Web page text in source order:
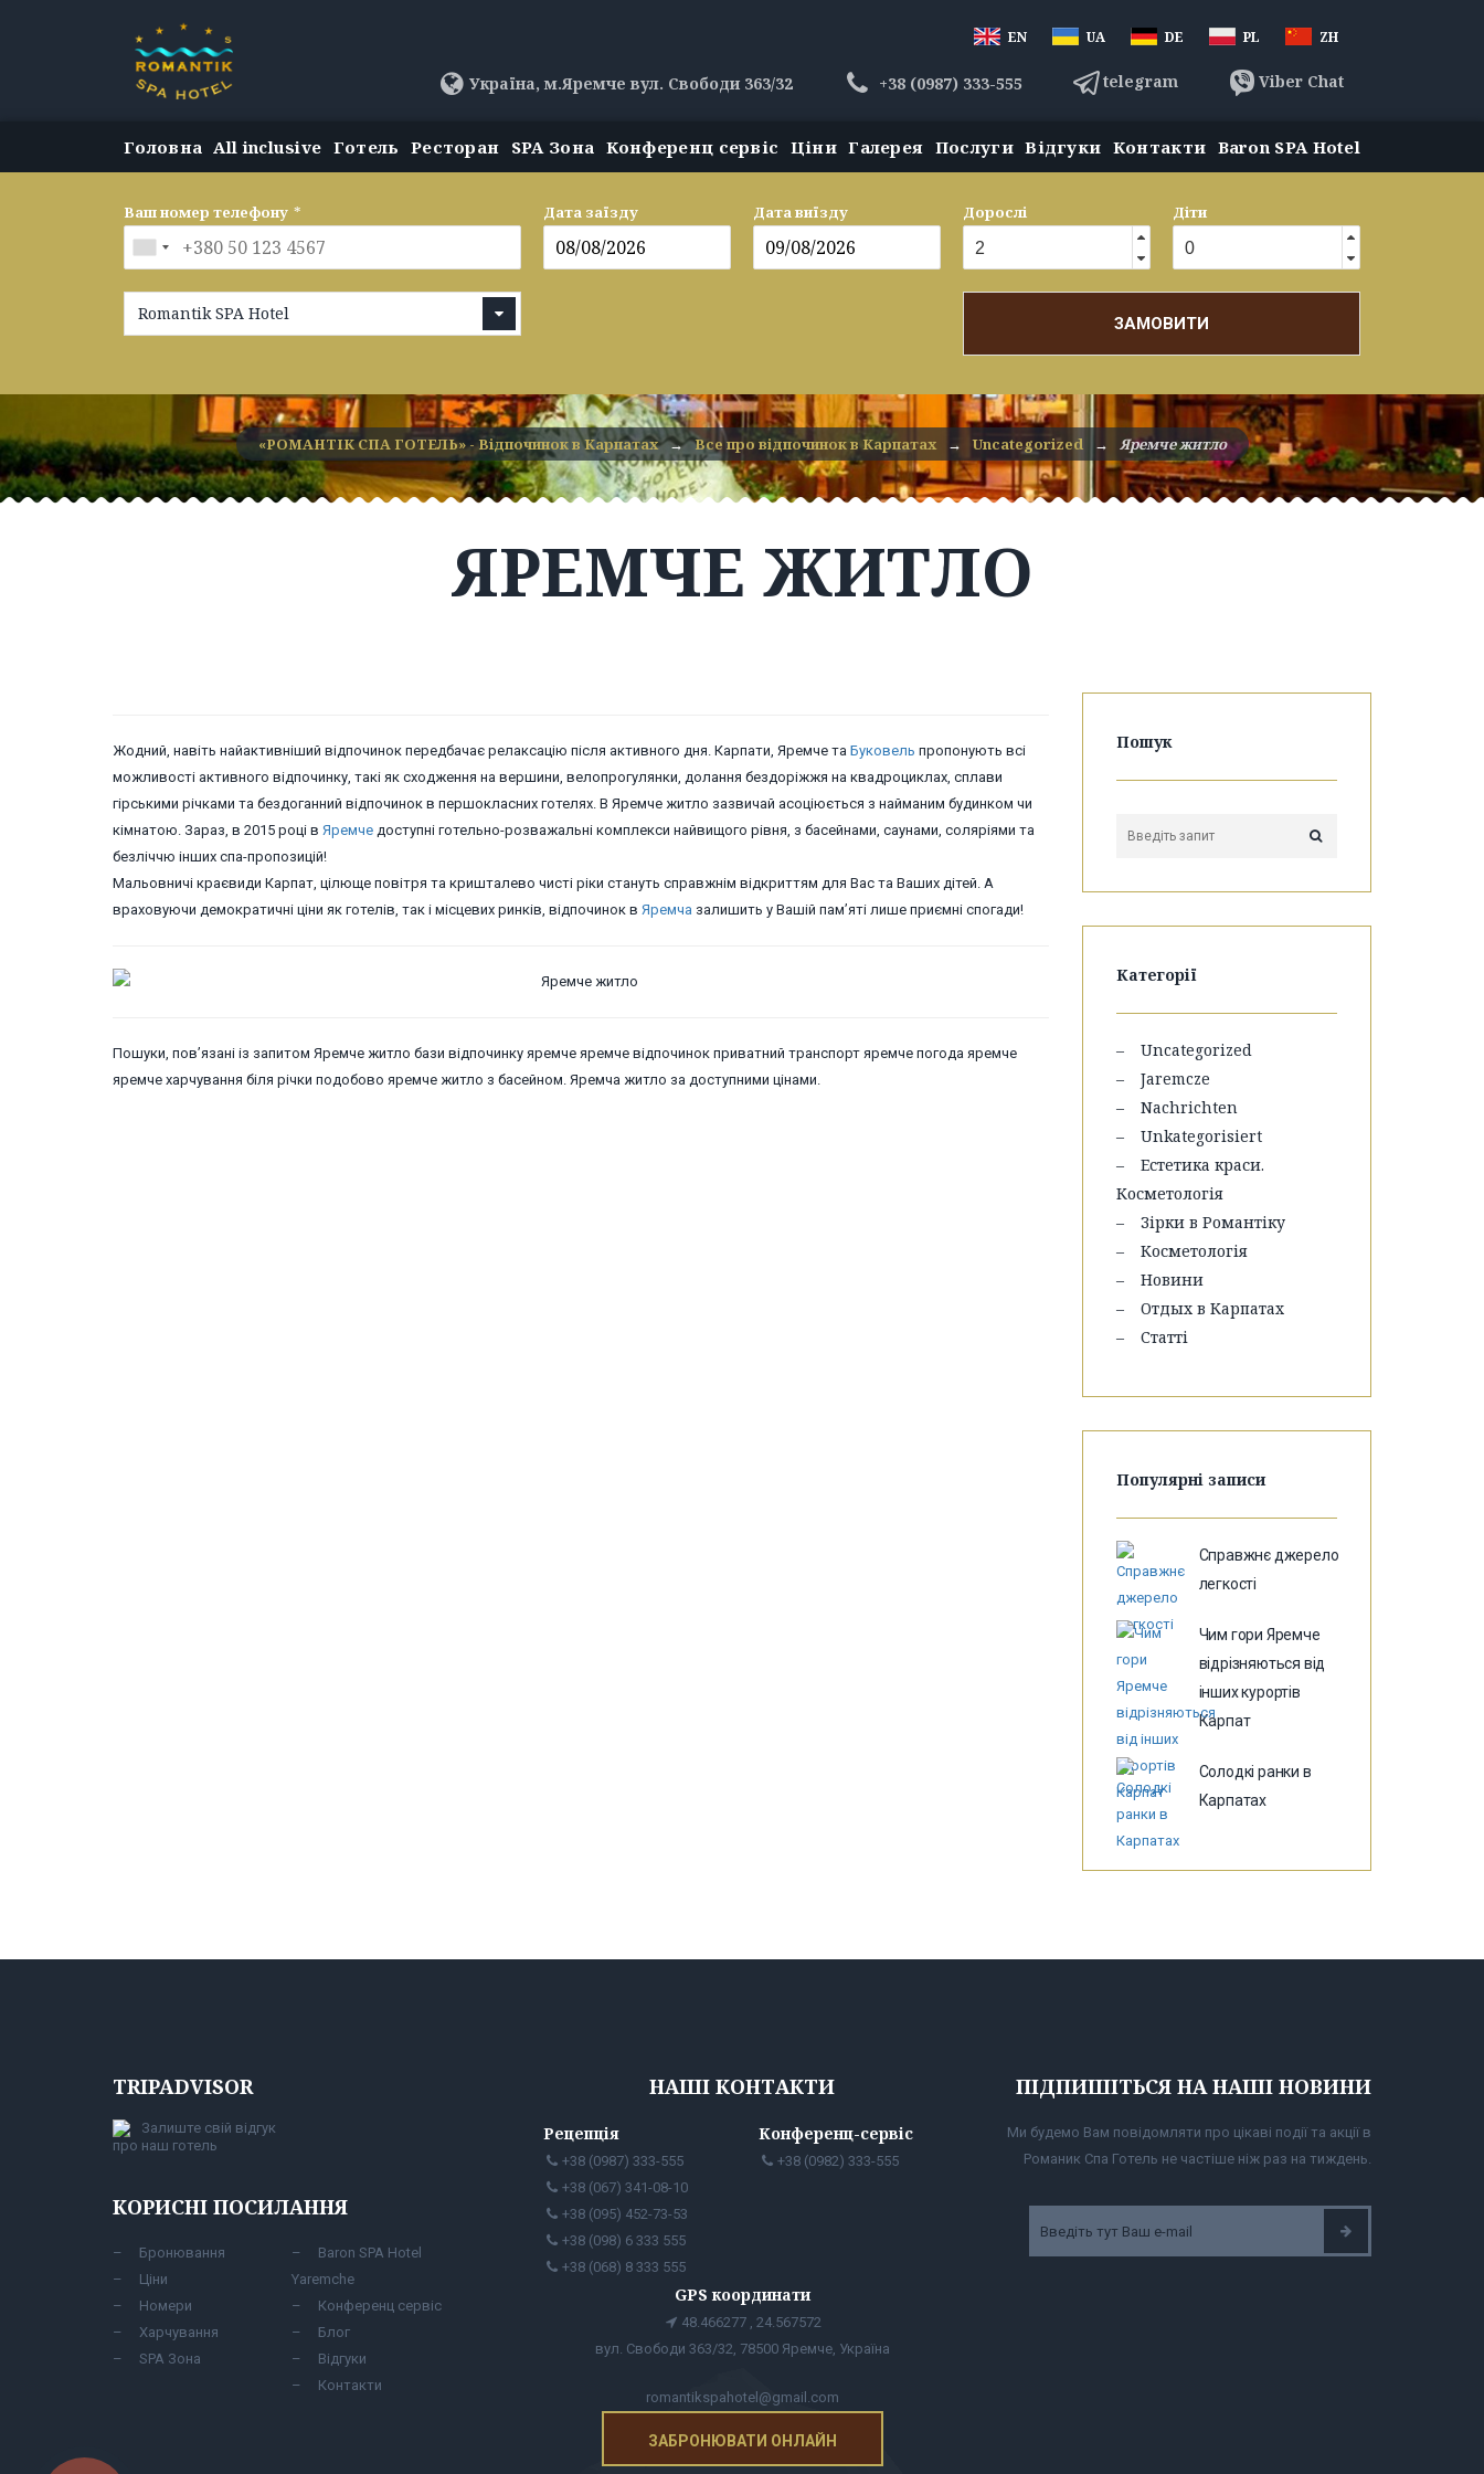
EN UA DE PL ZH
Україна, м.Яремче вул. Свободи 363/32 +38 (0987) 333-555 telegram Viber Chat
Головна All inclusive Готель Ресторан SPA Зона Конференц сервіс Ціни Галерея Послуги Відгуки Контакти Baron SPA Hotel
Ваш номер телефону *
Romantik SPA Hotel
Дата заїзду Дата виїзду Дорослі Діти
ЗАМОВИТИ
«РОМАНТІК СПА ГОТЕЛЬ» - Відпочинок в Карпатах → Все про відпочинок в Карпатах → Uncategorized → Яремче житло
ЯРЕМЧЕ ЖИТЛО
Жодний, навіть найактивніший відпочинок передбачає релаксацію після активного дня. Карпати, Яремче та Буковель пропонують всі
можливості активного відпочинку, такі як сходження на вершини, велопрогулянки, долання бездоріжжя на квадроциклах, сплави
гірськими річками та бездоганний відпочинок в першокласних готелях. В Яремче житло зазвичай асоціюється з найманим будинком чи
кімнатою. Зараз, в 2015 році в Яремче доступні готельно-розважальні комплекси найвищого рівня, з басейнами, саунами, соляріями та
безліччю інших спа-пропозицій!
Мальовничі краєвиди Карпат, цілюще повітря та кришталево чисті ріки стануть справжнім відкриттям для Вас та Ваших дітей. А
враховуючи демократичні ціни як готелів, так і місцевих ринків, відпочинок в Яремча залишить у Вашій пам’яті лише приємні спогади!
Пошуки, пов’язані із запитом Яремче житло бази відпочинку яремче яремче відпочинок приватний транспорт яремче погода яремче
яремче харчування біля річки подобово яремче житло з басейном. Яремча житло за доступними цінами.
Пошук
Категорії
Uncategorized
Jaremcze
Nachrichten
Unkategorisiert
Естетика краси.
Косметологія
Зірки в Романтіку
Косметологія
Новини
Отдых в Карпатах
Статті
Популярні записи
Справжнє джерело
легкості
Чим гори Яремче
відрізняються від
інших курортів
Карпат
Солодкі ранки в
Карпатах
TRIPADVISOR
Залиште свій відгук
про наш готель
КОРИСНІ ПОСИЛАННЯ
Бронювання
Ціни
Номери
Харчування
SPA Зона
Baron SPA Hotel
Yaremche
Конференц сервіс
Блог
Відгуки
Контакти
НАШІ КОНТАКТИ
Рецепція
+38 (0987) 333-555
+38 (067) 341-08-10
+38 (095) 452-73-53
+38 (098) 6 333 555
+38 (068) 8 333 555
Конференц-сервіс
+38 (0982) 333-555
GPS координати
48.466277 , 24.567572
вул. Свободи 363/32, 78500 Яремче, Україна
romantikspahotel@gmail.com
ЗАБРОНЮВАТИ ОНЛАЙН
ПІДПИШІТЬСЯ НА НАШІ НОВИНИ
Ми будемо Вам повідомляти про цікаві події та акції в
Романик Спа Готель не частіше ніж раз на тиждень.